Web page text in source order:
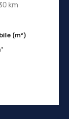
km
(m²)